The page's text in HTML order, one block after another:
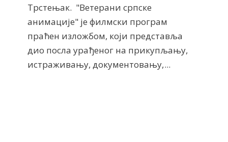
Трстењак. "Ветерани српске
анимације" је филмски програм
праћен изложбом, који представља
дио посла урађеног на прикупљању,
истраживању, документовању,